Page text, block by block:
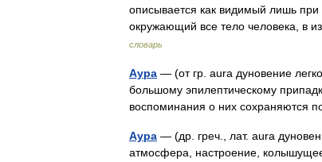
описывается как видимый лишь при
окружающий все тело человека, в
словарь
Аура — (от гр. aura дуновение
большому эпилептическому
воспоминания о них сохраняются
Аура — (др. греч., лат. aura
атмосфера, настроение,